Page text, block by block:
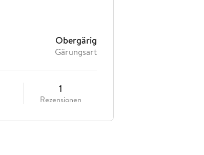
Obergärig
Gärungsart
1
Rezensionen